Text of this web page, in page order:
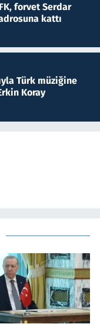
forvet Serdar
kattı
Türk müziğine
Koray